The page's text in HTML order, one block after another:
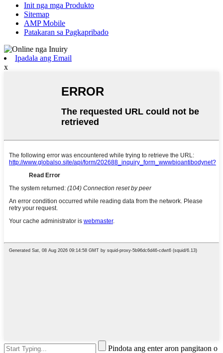
Init nga mga Produkto
Sitemap
AMP Mobile
Patakaran sa Pagkapribado
Ipadala ang Email
x
Pindota ang enter aron pangitaon o